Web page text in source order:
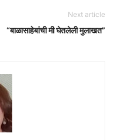
Next article
“बाळासाहेबांची मी घेतलेली मुलाखत”